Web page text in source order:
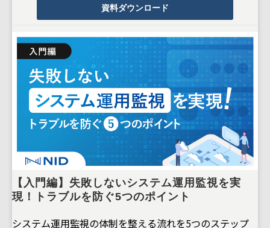
資料ダウンロード
【入門編】失敗しないシステム運用監視を実
現！トラブルを防ぐ5つのポイント
システム運用監視の体制を整える流れを5つのステップ